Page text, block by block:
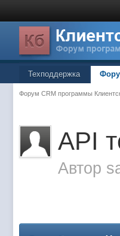
Техподдержка
Форум CRM программы
API
Автор